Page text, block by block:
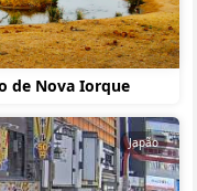
de Nova Iorque
Japão